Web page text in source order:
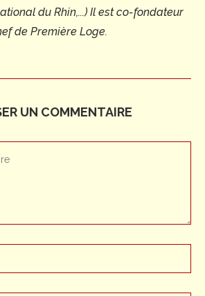
du Rhin,...) Il est co-fondateur
de Première Loge.
UN COMMENTAIRE